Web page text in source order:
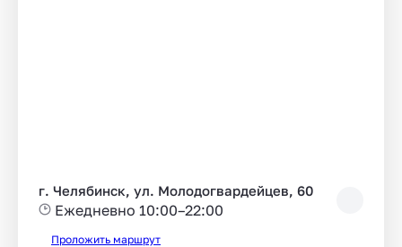
г. Челябинск, ул. Молодогвардейцев, 60
Ежедневно 10:00–22:00
Проложить маршрут